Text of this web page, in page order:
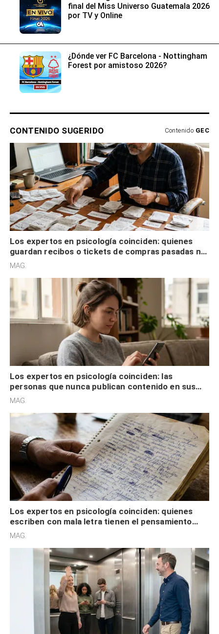
final del Miss Universo Guatemala 2026
por TV y Online
¿Dónde ver FC Barcelona - Nottingham
Forest por amistoso 2026?
CONTENIDO SUGERIDO Contenido GEC
Los expertos en psicología coinciden: quienes
guardan recibos o tickets de compras pasadas no
son acumuladores, sino que tienen necesidad de
MAG.
Los expertos en psicología coinciden: las
personas que nunca publican contenido en sus
redes sociales no pretenden buscar validación
MAG.
Los expertos en psicología coinciden: quienes
escriben con mala letra tienen el pensamiento
acelerado y no lo hacen por desinterés
MAG.